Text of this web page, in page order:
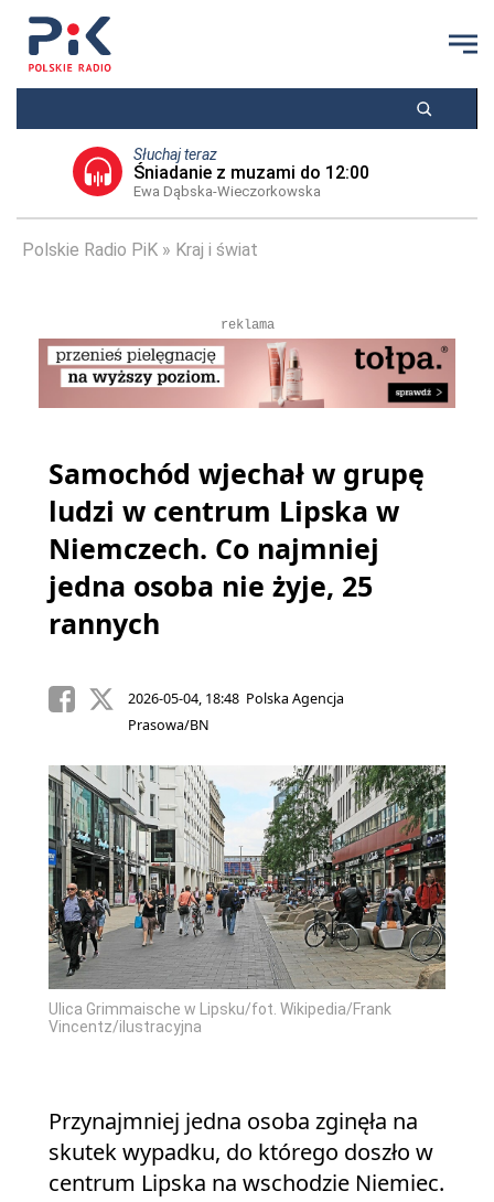
Słuchaj teraz
Śniadanie z muzami do 12:00
Ewa Dąbska-Wieczorkowska
Polskie Radio PiK Kraj i świat
reklama
Samochód wjechał w grupę
ludzi w centrum Lipska w
Niemczech. Co najmniej
jedna osoba nie żyje, 25
rannych
2026-05-04, 18:48 Polska Agencja
Prasowa/BN
Ulica Grimmaische w Lipsku/fot. Wikipedia/Frank
Vincentz/ilustracyjna
Przynajmniej jedna osoba zginęła na
skutek wypadku, do którego doszło w
centrum Lipska na wschodzie Niemiec.